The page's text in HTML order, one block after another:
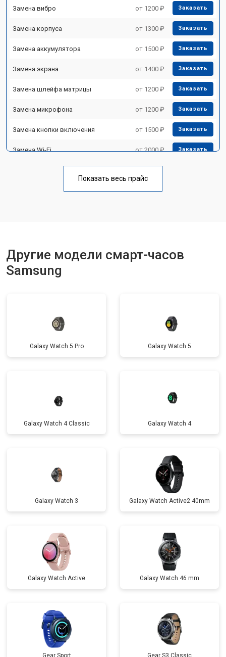
Замена вибро от 1200 ₽ Заказать
Замена корпуса от 1300 ₽ Заказать
Замена аккумулятора от 1500 ₽ Заказать
Замена экрана от 1400 ₽ Заказать
Замена шлейфа матрицы от 1200 ₽ Заказать
Замена микрофона от 1200 ₽ Заказать
Замена кнопки включения от 1500 ₽ Заказать
Замена Wi-Fi от 2000 ₽ Заказать
Показать весь прайс
Другие модели смарт-часов
Samsung
Galaxy Watch 5 Pro Galaxy Watch 5
Galaxy Watch 4 Classic Galaxy Watch 4
Galaxy Watch 3 Galaxy Watch Active2 40mm
Galaxy Watch Active Galaxy Watch 46 mm
Gear Sport Gear S3 Classic